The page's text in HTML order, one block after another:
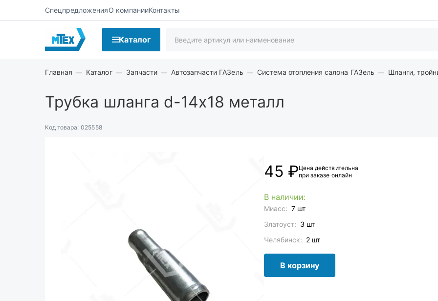
СпецпредложенияО компанииКонтакты
Каталог
Главная Каталог Запчасти Автозапчасти ГАЗель Система отопления салона ГАЗель Шланги,
Трубка шланга d-14х18 металл
Код товара: 025558
45 ₽Цена действительна
при заказе онлайн
В наличии:
Миасс: 7 шт
Златоуст: 3 шт
Челябинск: 2 шт
В корзину